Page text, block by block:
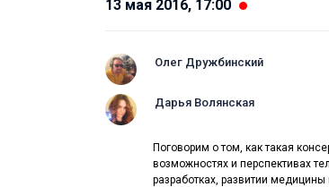
13 мая 2016, 17:00
Олег Дружбинский
Дарья Волянская
Поговорим о том, как такая
возможностях и перспективах
разработках, развитии медицины